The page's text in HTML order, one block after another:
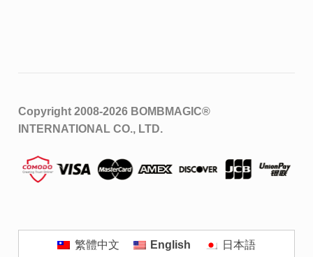
Copyright 2008-2026BOMBMAGIC®
INTERNATIONAL CO., LTD.
繁體中文 English 日本語